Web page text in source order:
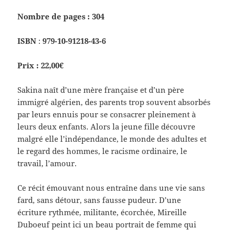
Nombre de pages : 304
ISBN :979-10-91218-43-6
Prix : 22,00€
Sakina naît d’une mère française et d’un père
immigré algérien, des parents trop souvent absorbés
par leurs ennuis pour se consacrer pleinement à
leurs deux enfants. Alors la jeune fille découvre
malgré elle l’indépendance, le monde des adultes et
le regard des hommes, le racisme ordinaire, le
travail, l’amour.
Ce récit émouvant nous entraîne dans une vie sans
fard, sans détour, sans fausse pudeur. D’une
écriture rythmée, militante, écorchée, Mireille
Duboeuf peint ici un beau portrait de femme qui